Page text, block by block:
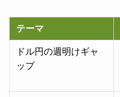
テーマ
ドル円の週明けギャ
ップ